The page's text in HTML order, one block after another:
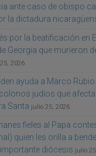
ante caso de obispo
la dictadura
por la beatificación en
Georgia que murieron
2026
ayuda a Marco Rubio
judíos que
Santa julio 25, 2026
fieles al Papa
quien les orilla a
diócesis julio